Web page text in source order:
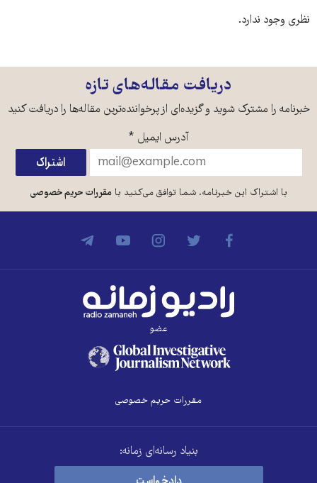
نظری وجود ندارد.
دریافت مقاله‌های تازه
خبرنامه را مشترک شوید و گزیده‌ای از پرخواننده‌ترین مقاله‌ها را دریافت کنید
آدرس ایمیل *
با اشتراک این خبرنامه، شما توافق می‌کنید بامقررات حریم خصوصی
عضو
مقررات حریم خصوصی
بنیاد رسانه‌ای زمانه: